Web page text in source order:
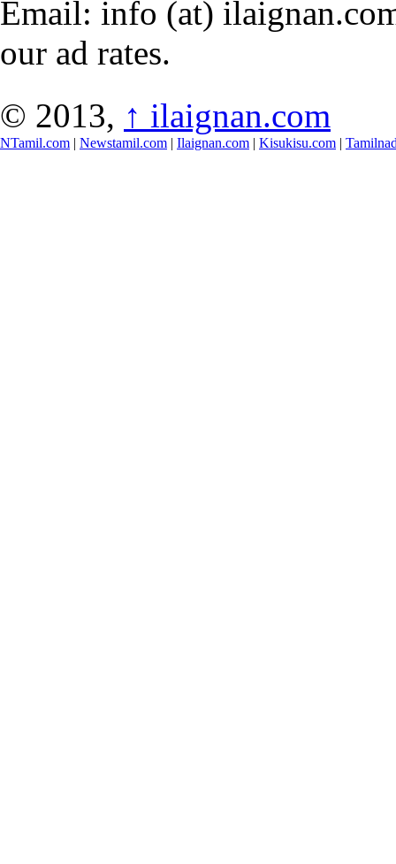
Email: info (at)
our ad rates.
© 2013, ↑ ilaignan.com
NTamil.com | Newstamil.com | Ilaignan.com | Kisukisu.com |